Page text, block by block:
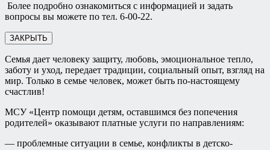
Более подробно ознакомиться с информацией и задать
вопросы вы можете по тел. 6-00-22.
ЗАКРЫТЬ
Семья дает человеку защиту, любовь, эмоциональное тепло,
заботу и уход, передает традиции, социальный опыт, взгляд на
мир. Только в семье человек, может быть по-настоящему
счастлив!
МСУ «Центр помощи детям, оставшимся без попечения
родителей» оказывают платные услуги по направлениям:
— проблемные ситуации в семье, конфликты в детско-